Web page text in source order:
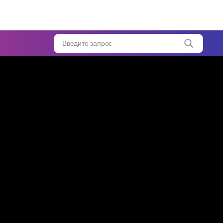
Введите запрос